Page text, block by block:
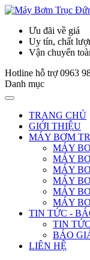
Ưu đãi về giá
Uy tín, chất
Vận chuyển
Hotline hỗ trợ 0963
Danh mục
TRANG CHỦ
GIỚI THIỆU
MÁY BƠM
MÁY
MÁY
MÁY
MÁY
MÁY
MÁY
TIN TỨC -
TIN
BÁO
LIÊN HỆ